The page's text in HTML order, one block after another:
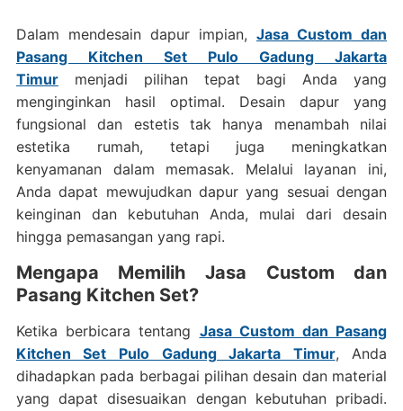
Dalam mendesain dapur impian,Jasa Custom dan
Pasang Kitchen Set Pulo Gadung Jakarta
Timurmenjadi pilihan tepat bagi Anda yang
menginginkan hasil optimal. Desain dapur yang
fungsional dan estetis tak hanya menambah nilai
estetika rumah, tetapi juga meningkatkan
kenyamanan dalam memasak. Melalui layanan ini,
Anda dapat mewujudkan dapur yang sesuai dengan
keinginan dan kebutuhan Anda, mulai dari desain
hingga pemasangan yang rapi.
Mengapa Memilih Jasa Custom dan
Pasang Kitchen Set?
Ketika berbicara tentang Jasa Custom dan Pasang
Kitchen Set Pulo Gadung Jakarta Timur, Anda
dihadapkan pada berbagai pilihan desain dan material
yang dapat disesuaikan dengan kebutuhan pribadi.